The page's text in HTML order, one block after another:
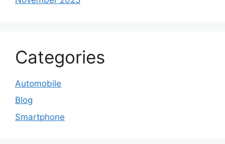
Categories
Automobile
Blog
Smartphone